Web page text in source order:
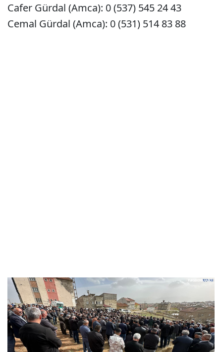
Cafer Gürdal (Amca): 0 (537) 545 24 43
Cemal Gürdal (Amca): 0 (531) 514 83 88